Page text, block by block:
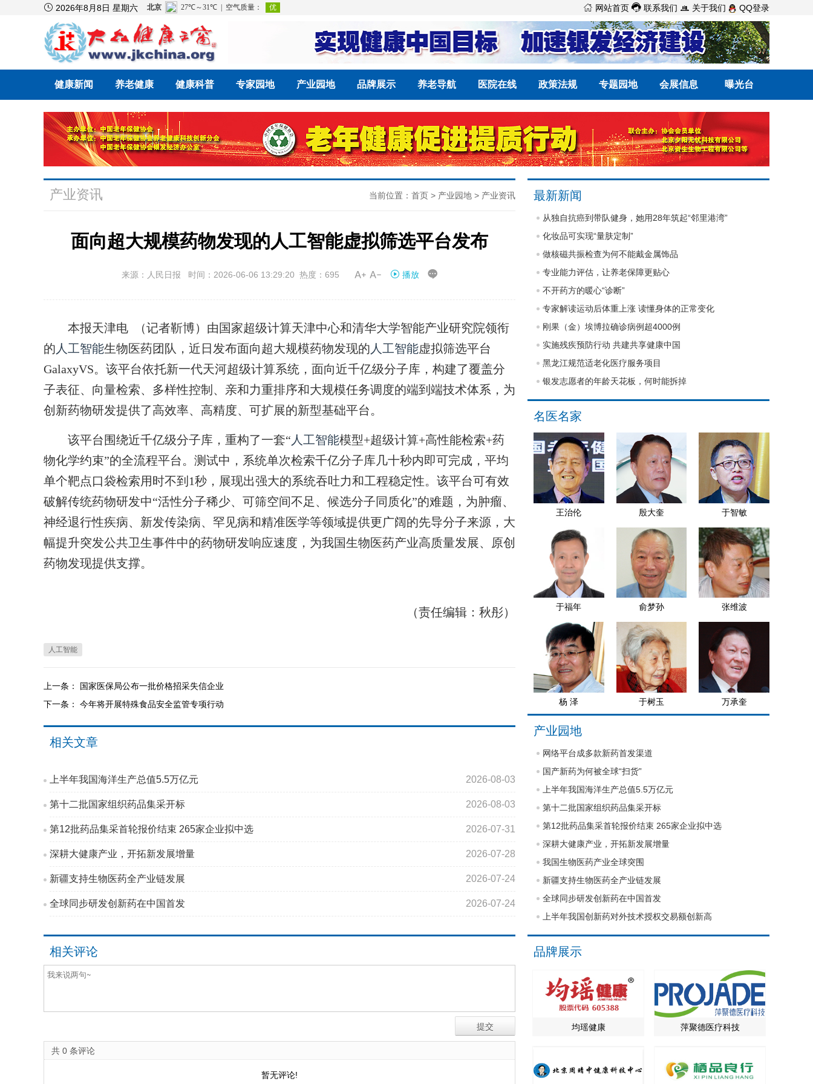
 2026年8月8日 星期六  网站首页  联系我们  关于我们 QQ登录
健康新闻 养老健康 健康科普 专家园地 产业园地 品牌展示 养老导航 医院在线 政策法规 专题园地 会展信息 曝光台
产业资讯 当前位置： 首页 > 产业园地 > 产业资讯
面向超大规模药物发现的人工智能虚拟筛选平台发布
来源：人民日报 时间：2026-06-06 13:29:20 热度：695  播放 
本报天津电 （记者靳博）由国家超级计算天津中心和清华大学智能产业研究院领衔
的 人工智能生物医药团队，近日发布面向超大规模药物发现的 人工智能虚拟筛选平台
GalaxyVS。该平台依托新一代天河超级计算系统，面向近千亿级分子库，构建了覆盖分
子表征、向量检索、多样性控制、亲和力重排序和大规模任务调度的端到端技术体系，为
创新药物研发提供了高效率、高精度、可扩展的新型基础平台。
该平台围绕近千亿级分子库，重构了一套“ 人工智能模型+超级计算+高性能检索+药
物化学约束”的全流程平台。测试中，系统单次检索千亿分子库几十秒内即可完成，平均
单个靶点口袋检索用时不到1秒，展现出强大的系统吞吐力和工程稳定性。该平台可有效
破解传统药物研发中“活性分子稀少、可筛空间不足、候选分子同质化”的难题，为肿瘤、
神经退行性疾病、新发传染病、罕见病和精准医学等领域提供更广阔的先导分子来源，大
幅提升突发公共卫生事件中的药物研发响应速度，为我国生物医药产业高质量发展、原创
药物发现提供支撑。
（责任编辑：秋彤）
人工智能
上一条： 国家医保局公布一批价格招采失信企业
下一条： 今年将开展特殊食品安全监管专项行动
相关文章
上半年我国海洋生产总值5.5万亿元 2026-08-03
第十二批国家组织药品集采开标 2026-08-03
第12批药品集采首轮报价结束 265家企业拟中选 2026-07-31
深耕大健康产业，开拓新发展增量 2026-07-28
新疆支持生物医药全产业链发展 2026-07-24
全球同步研发创新药在中国首发 2026-07-24
相关评论
共 0 条评论
暂无评论!
最新新闻
从独自抗癌到带队健身，她用28年筑起“邻里港湾”
化妆品可实现“量肤定制”
做核磁共振检查为何不能戴金属饰品
专业能力评估，让养老保障更贴心
不开药方的暖心“诊断”
专家解读运动后体重上涨 读懂身体的正常变化
刚果（金）埃博拉确诊病例超4000例
实施残疾预防行动 共建共享健康中国
黑龙江规范适老化医疗服务项目
银发志愿者的年龄天花板，何时能拆掉
名医名家
王治伦 殷大奎 于智敏
于福年 俞梦孙 张维波
杨 泽 于树玉 万承奎
产业园地
网络平台成多款新药首发渠道
国产新药为何被全球“扫货”
上半年我国海洋生产总值5.5万亿元
第十二批国家组织药品集采开标
第12批药品集采首轮报价结束 265家企业拟中选
深耕大健康产业，开拓新发展增量
我国生物医药产业全球突围
新疆支持生物医药全产业链发展
全球同步研发创新药在中国首发
上半年我国创新药对外技术授权交易额创新高
品牌展示
均瑶健康 萍聚德医疗科技